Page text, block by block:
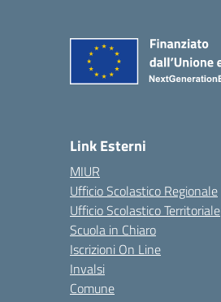
Link Esterni
MIUR
Ufficio Scolastico Regionale
Ufficio Scolastico Territoriale
Scuola in Chiaro
Iscrizioni On Line
Invalsi
Comune